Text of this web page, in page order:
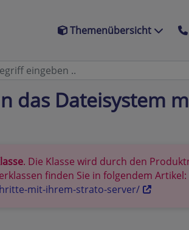
Themenübersicht
das Dateisystem
. Die Klasse wird durch den
finden Sie in folgendem Artikel:
mit-ihrem-strato-server/